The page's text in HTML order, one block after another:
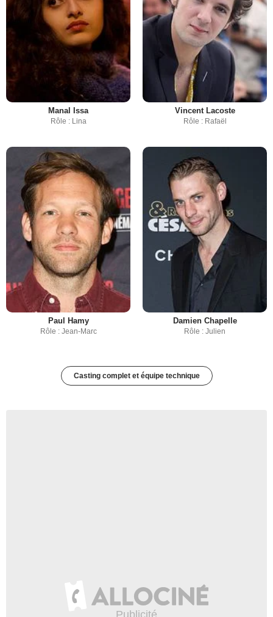
Manal Issa
Rôle : Lina
Vincent Lacoste
Rôle : Rafaël
Paul Hamy
Rôle : Jean-Marc
Damien Chapelle
Rôle : Julien
Casting complet et équipe technique